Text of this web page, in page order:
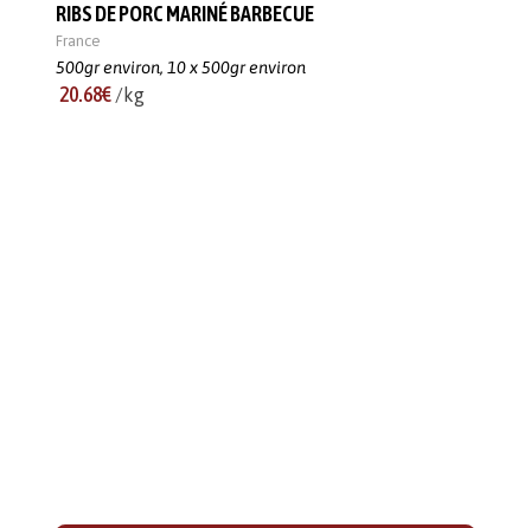
RIBS DE PORC MARINÉ BARBECUE
France
500gr environ,10 x 500gr environ
20.68€ /kg